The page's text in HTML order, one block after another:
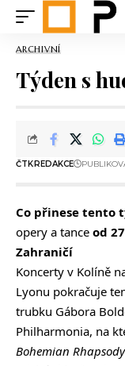
ARCHIVNÍ
Týden s
ČTKREDAKCE
Co přinese tento
opery a tance od
Zahraničí
Koncerty v Kolíně
Lyonu pokračuje
trubku Gábora
Philharmonia, na
Bohemian Rhapsody